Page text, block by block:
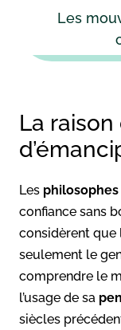
Les
La
Les philosophes
confiance sans
considèrent que
seulement le
comprendre le
l’usage de sa
siècles